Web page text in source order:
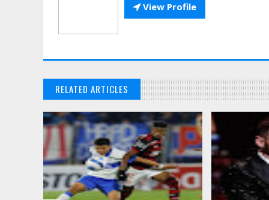
View Profile
RELATED ARTICLES